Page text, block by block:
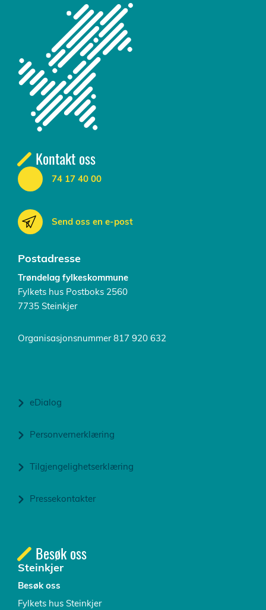
Kontakt oss
74 17 40 00
Send oss en e-post
Postadresse
Trøndelag fylkeskommune
Fylkets hus Postboks 2560
7735 Steinkjer
Organisasjonsnummer 817 920 632
eDialog
Personvernerklæring
Tilgjengelighetserklæring
Pressekontakter
Besøk oss
Steinkjer
Besøk oss
Fylkets hus Steinkjer